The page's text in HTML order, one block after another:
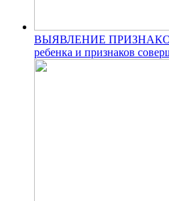
ВЫЯВЛЕНИЕ ПРИЗНАКОВ
ребенка и признаков